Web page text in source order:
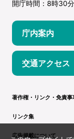
開庁時間：8時30
庁内案内
交通アクセス
著作権・リンク・免責事
リンク集
広告掲載について